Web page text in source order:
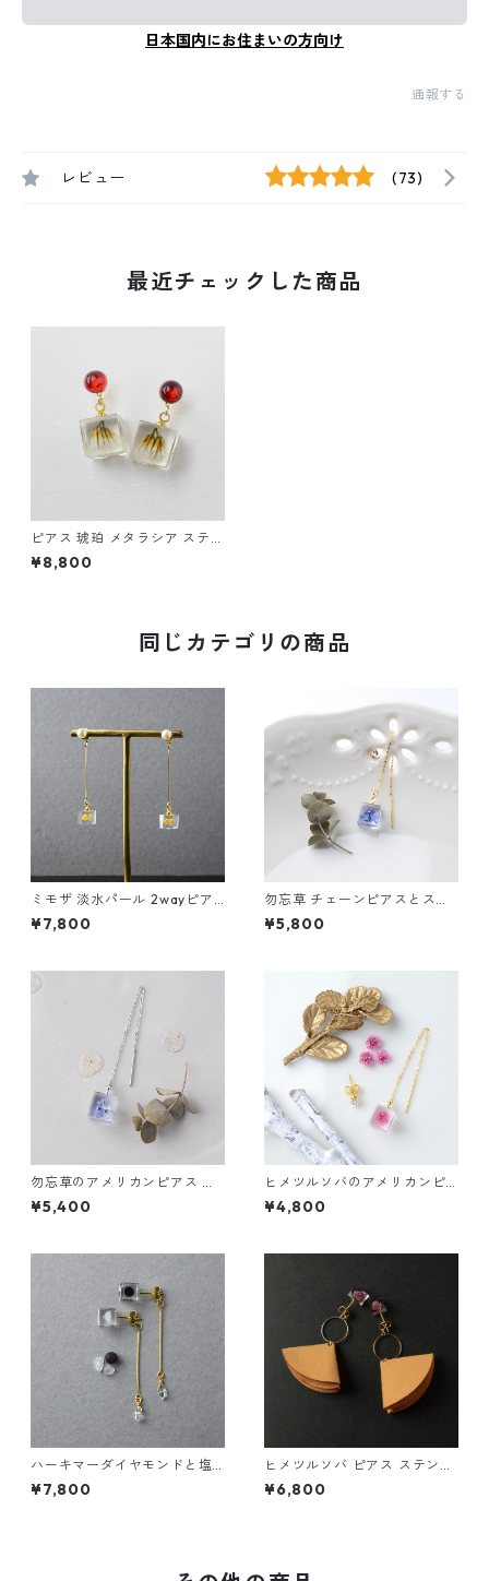
日本国内にお住まいの方向け
通報する
レビュー (73)
最近チェックした商品
ピアス 琥珀 メタラシア ステン
レス ゴールド ギフト 誕生日プ
レゼント ギフトラッピング 結
¥8,800
同じカテゴリの商品
ミモザ 淡水パール 2wayピア
ス ステンレス ギフト 誕生日プ
レゼント ギフトラッピング 結
¥7,800
勿忘草 チェーンピアスとスワ
ロフスキーのスタッズピアス
ギフト 誕生日プレゼント ギフ
¥5,800
勿忘草のアメリカンピアス 片
耳用 ギフト 誕生日プレゼント
ギフトラッピング 結婚式 お呼
¥5,400
ヒメツルソバのアメリカンピ
アスとスワロフスキーのスタ
ッズピアス ギフト 誕生日プレ
¥4,800
ハーキマーダイヤモンドと塩
胡椒のピアス ギフト 誕生日プ
レゼント ギフトラッピング 結
¥7,800
ヒメツルソバ ピアス ステンレ
スレザーチャーム オレンジ ギ
フト 誕生日プレゼント ギフト
¥6,800